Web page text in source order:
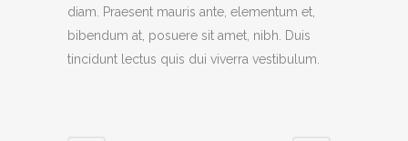
diam. Praesent mauris ante, elementum et,
bibendum at, posuere sit amet, nibh. Duis
tincidunt lectus quis dui viverra vestibulum.